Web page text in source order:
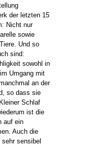
der letzten 15
Nicht nur
sowie
Und so
sind:
sowohl in
Umgang mit
an der
so dass sie
Schlaf
ist die
auf ein
Auch die
sensibel